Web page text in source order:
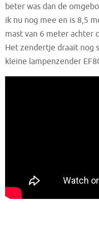
beter was dan de
ik nu nog mee en is 8,5
mast van 6 meter achter
Het zendertje draait nog
kleine lampenzender